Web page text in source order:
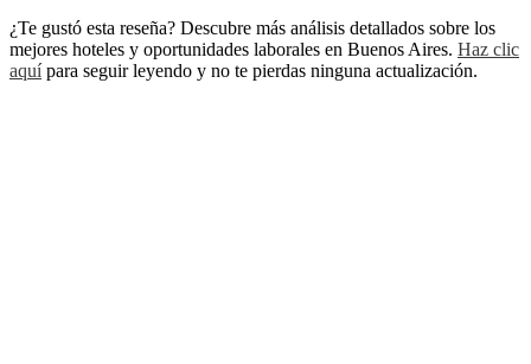
¿Te gustó esta reseña? Descubre más análisis detallados sobre los
mejores hoteles y oportunidades laborales en Buenos Aires. Haz clic
aquípara seguir leyendo y no te pierdas ninguna actualización.